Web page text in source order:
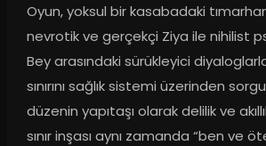
Oyun, yoksul bir kasabadaki
nevrotik ve gerçekçi Ziya ile nihilist
Bey arasındaki sürükleyici diyaloglarla
sınırını sağlık sistemi üzerinden
düzenin yapıtaşı olarak delilik ve
sınır inşası aynı zamanda “ben ve